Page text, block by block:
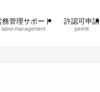
務管理サポート
labor-management
許認可申請
permit